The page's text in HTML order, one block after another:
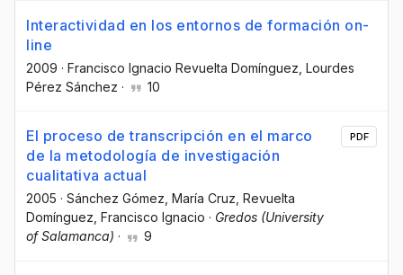
Interactividad en los entornos de formación on-
line
2009 · Francisco Ignacio Revuelta Domínguez , Lourdes
Pérez Sánchez · 10
El proceso de transcripción en el marco
de la metodología de investigación
cualitativa actual
2005 · Sánchez Gómez, María Cruz, Revuelta
Domínguez, Francisco Ignacio · Gredos (University
of Salamanca) · 9
PDF